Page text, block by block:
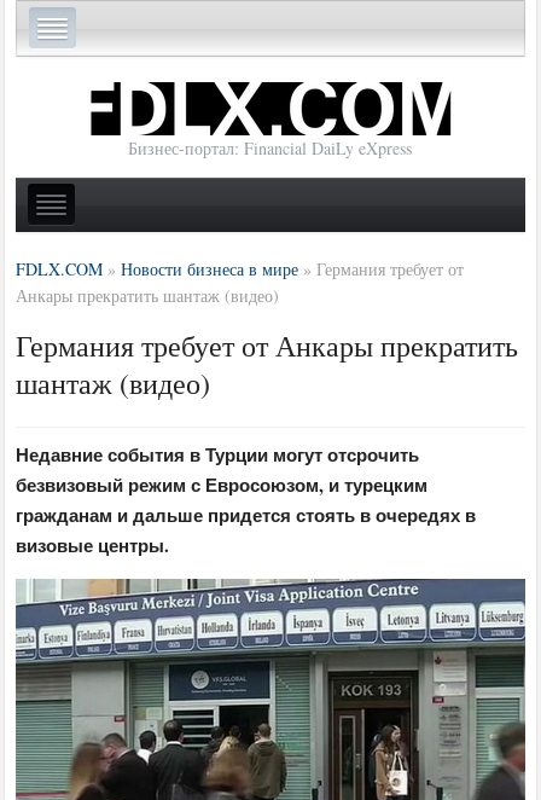
Бизнес-портал: Financial DaiLy eXpress
FDLX.COM »Новости бизнеса в мире »Германия требует от
Анкары прекратить шантаж (видео)
Германия требует от Анкары прекратить
шантаж (видео)
Недавние события в Турции могут отсрочить
безвизовый режим с Евросоюзом, и турецким
гражданам и дальше придется стоять в очередях в
визовые центры.